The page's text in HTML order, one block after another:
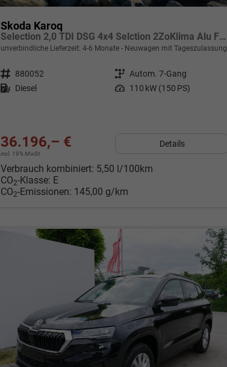
Skoda Karoq
Selection 2,0 TDI DSG 4x4 Selction 2ZoKlima Alu Felgen 5J Garantie Sitzheizung LED Scheinwerfer Tempomat
unverbindliche Lieferzeit: 4-6 Monate Neuwagen mit Tageszulassung
Fahrzeugnr. 880052 Getriebe Autom. 7-Gang
Kraftstoff Diesel Leistung 110 kW (150 PS)
36.196,– €
incl. 19% MwSt.
Details
Verbrauch kombiniert: 5,50 l/100km
CO2-Klasse: E
CO2-Emissionen: 145,00 g/km